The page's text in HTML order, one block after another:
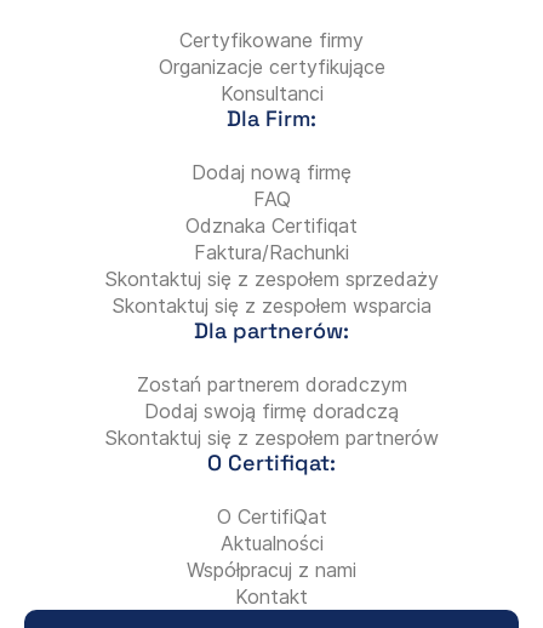
Certyfikowane firmy
Organizacje certyfikujące
Konsultanci
Dla Firm:
Dodaj nową firmę
FAQ
Odznaka Certifiqat
Faktura/Rachunki
Skontaktuj się z zespołem sprzedaży
Skontaktuj się z zespołem wsparcia
Dla partnerów:
Zostań partnerem doradczym
Dodaj swoją firmę doradczą
Skontaktuj się z zespołem partnerów
O Certifiqat:
O CertifiQat
Aktualności
Współpracuj z nami
Kontakt